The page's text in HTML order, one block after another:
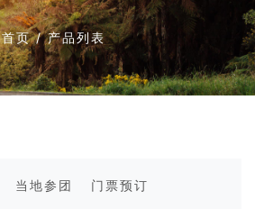
首页/产品列表
当地参团 门票预订